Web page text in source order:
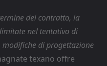
del contratto, la
nel tentativo di
modifiche di progettazione
texano offre